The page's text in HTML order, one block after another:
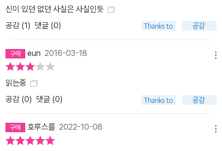
신이 있던 없던 사실은 사실인듯
공감 (1) 댓글 (0)
eun 2016-03-18
읽는중
공감 (0) 댓글 (0)
호루스를 2022-10-08